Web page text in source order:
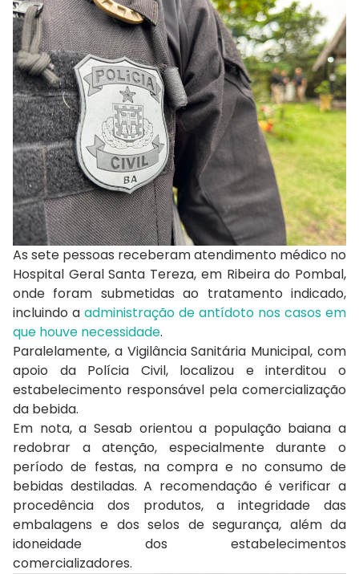
As sete pessoas receberam atendimento médico no
Hospital Geral Santa Tereza, em Ribeira do Pombal,
onde foram submetidas ao tratamento indicado,
incluindo a administração de antídoto nos casos em
que houve necessidade.
Paralelamente, a Vigilância Sanitária Municipal, com
apoio da Polícia Civil, localizou e interditou o
estabelecimento responsável pela comercialização
da bebida.
Em nota, a Sesab orientou a população baiana a
redobrar a atenção, especialmente durante o
período de festas, na compra e no consumo de
bebidas destiladas. A recomendação é verificar a
procedência dos produtos, a integridade das
embalagens e dos selos de segurança, além da
idoneidade dos estabelecimentos
comercializadores.